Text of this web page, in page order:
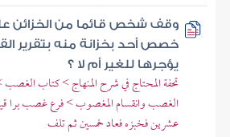
وقف شخص قائما من الخزائن
خصص أحد بخزانة منه بتقرير
يؤجرها للغير أم لا ؟
تحفة المحتاج في شرح المنهاج > كتاب
الغصب وانقسام المغصوب > فرع غصب برا
عشرين فخبزه فعاد خمسين ثم تلف